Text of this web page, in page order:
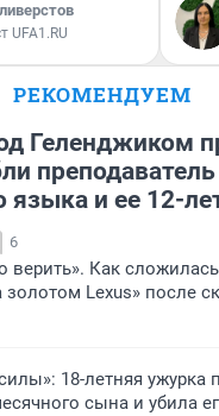
UFA1.RU
РЕКОМЕНДУЕМ
Геленджиком
преподаватель
языка и ее 12-
6
верить». Как
золотом Lexus» после
18-летняя ужурка
сына и убила